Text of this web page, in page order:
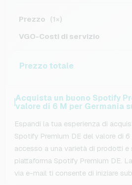
Prezzo (1×)
VGO-Costi di servizio
Prezzo totale
Acquista un buono Spotify
valore di 6 M per Germania
Espandi la tua esperienza di
Spotify Premium DE del valore di
accesso a una varietà di prodotti e
piattaforma Spotify Premium DE.
via e-mail ti consente di iniziare